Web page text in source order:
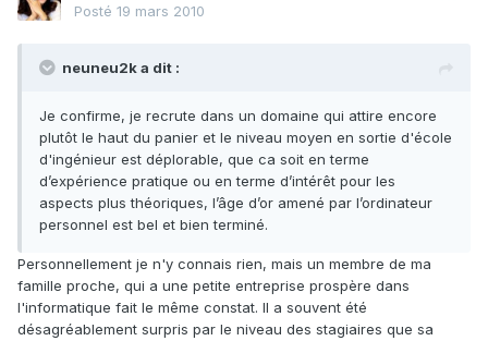
Posté 19 mars 2010
neuneu2k a dit :
Je confirme, je recrute dans un domaine qui attire encore
plutôt le haut du panier et le niveau moyen en sortie d'école
d'ingénieur est déplorable, que ca soit en terme
d’expérience pratique ou en terme d’intérêt pour les
aspects plus théoriques, l’âge d’or amené par l’ordinateur
personnel est bel et bien terminé.
Personnellement je n'y connais rien, mais un membre de ma
famille proche, qui a une petite entreprise prospère dans
l'informatique fait le même constat. Il a souvent été
désagréablement surpris par le niveau des stagiaires que sa